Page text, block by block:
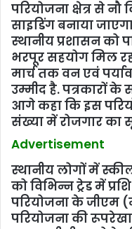
परियोजना क्षेत्र से
साइडिंग बनाया
स्‍थानीय प्रशासन को
भरपूर सहयोग मिल
मार्च तक वन एवं
उम्मीद है. पत्रकारों
आगे कहा कि इस
संख्या में रोजगार का
Advertisement
स्‍थानीय लोगों में
को विभिन्न ट्रेड में
परियोजना के जीएम
परियोजना की